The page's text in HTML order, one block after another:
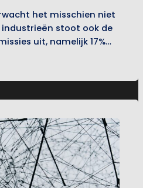
het misschien niet
stoot ook de
uit, namelijk 17%
uitstoot1. Het is dus
Gelukkig